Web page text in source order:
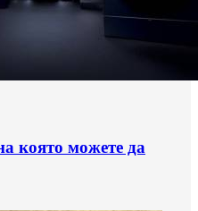
която можете да